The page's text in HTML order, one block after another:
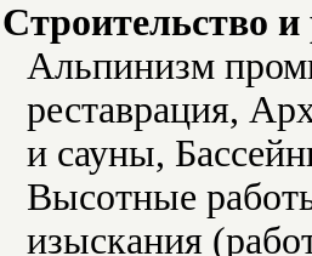
Строительство
Альпинизм
реставрация,
и сауны,
Высотные
изыскания